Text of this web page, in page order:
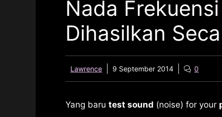
Nada
Dihasilkan
Lawrence 9 September 2014 0
Yang baru test sound (noise) for your